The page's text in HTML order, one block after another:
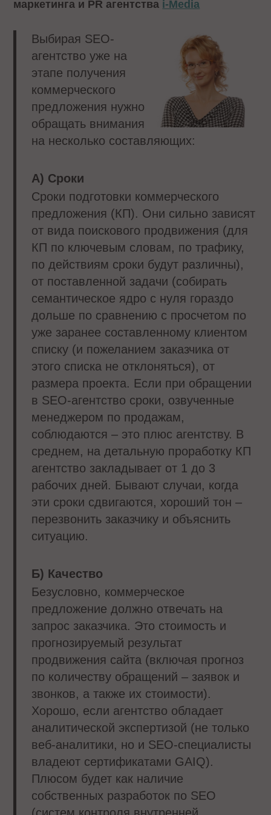
маркетинга и PR агентства i-Media
Выбирая SEO-
агентство уже на
этапе получения
коммерческого
предложения нужно
обращать внимания
на несколько составляющих:
А) Сроки
Сроки подготовки коммерческого
предложения (КП). Они сильно зависят
от вида поискового продвижения (для
КП по ключевым словам, по трафику,
по действиям сроки будут различны),
от поставленной задачи (собирать
семантическое ядро с нуля гораздо
дольше по сравнению с просчетом по
уже заранее составленному клиентом
списку (и пожеланием заказчика от
этого списка не отклоняться), от
размера проекта. Если при обращении
в SEO-агентство сроки, озвученные
менеджером по продажам,
соблюдаются – это плюс агентству. В
среднем, на детальную проработку КП
агентство закладывает от 1 до 3
рабочих дней. Бывают случаи, когда
эти сроки сдвигаются, хороший тон –
перезвонить заказчику и объяснить
ситуацию.
Б) Качество
Безусловно, коммерческое
предложение должно отвечать на
запрос заказчика. Это стоимость и
прогнозируемый результат
продвижения сайта (включая прогноз
по количеству обращений – заявок и
звонков, а также их стоимости).
Хорошо, если агентство обладает
аналитической экспертизой (не только
веб-аналитики, но и SEO-специалисты
владеют сертификатами GAIQ).
Плюсом будет как наличие
собственных разработок по SEO